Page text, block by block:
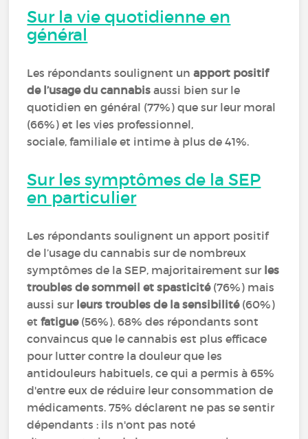
Sur la vie quotidienne en
général
Les répondants soulignent unapport positif
de l’usage du cannabis aussi bien sur le
quotidien en général (77%) que sur leur moral
(66%) et les vies professionnel,
sociale, familiale et intime à plus de 41%.
Sur les symptômes de la SEP
en particulier
Les répondants soulignent un apport positif
de l’usage du cannabis sur de nombreux
symptômes de la SEP, majoritairement sur les
troubles de sommeil et spasticité(76%) mais
aussi sur leurs troubles de la sensibilité(60%)
etfatigue(56%). 68% des répondants sont
convaincus que le cannabis est plus efficace
pour lutter contre la douleur que les
antidouleurs habituels, ce qui a permis à 65%
d'entre eux de réduire leur consommation de
médicaments. 75% déclarent ne pas se sentir
dépendants : ils n'ont pas noté